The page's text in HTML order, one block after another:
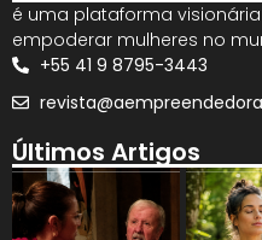
é uma plataforma
empoderar mulheres no
+55 41 9 8795-3443
Últimos Artigos